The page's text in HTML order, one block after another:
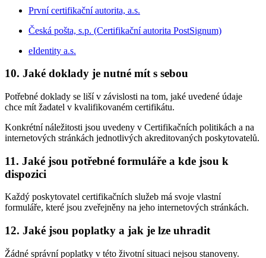
První certifikační autorita, a.s.
Česká pošta, s.p. (Certifikační autorita PostSignum)
eIdentity a.s.
10. Jaké doklady je nutné mít s sebou
Potřebné doklady se liší v závislosti na tom, jaké uvedené údaje
chce mít žadatel v kvalifikovaném certifikátu.
Konkrétní náležitosti jsou uvedeny v Certifikačních politikách a na
internetových stránkách jednotlivých akreditovaných poskytovatelů.
11. Jaké jsou potřebné formuláře a kde jsou k
dispozici
Každý poskytovatel certifikačních služeb má svoje vlastní
formuláře, které jsou zveřejněny na jeho internetových stránkách.
12. Jaké jsou poplatky a jak je lze uhradit
Žádné správní poplatky v této životní situaci nejsou stanoveny.